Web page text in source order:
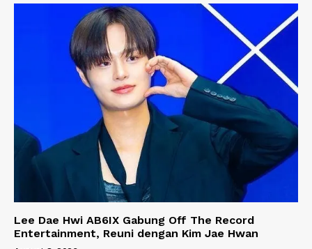
Lee Dae Hwi AB6IX Gabung Off The Record
Entertainment, Reuni dengan Kim Jae Hwan